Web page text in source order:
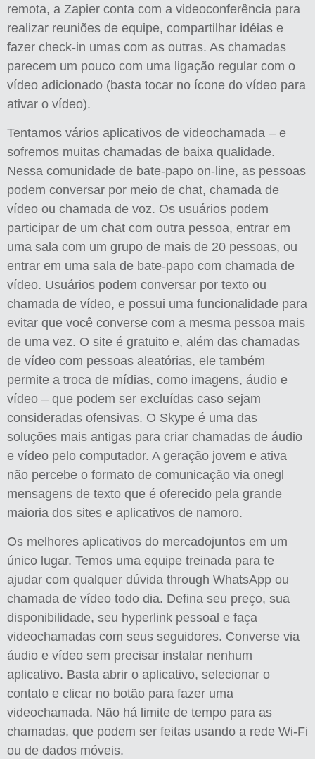
remota, a Zapier conta com a videoconferência para
realizar reuniões de equipe, compartilhar idéias e
fazer check-in umas com as outras. As chamadas
parecem um pouco com uma ligação regular com o
vídeo adicionado (basta tocar no ícone do vídeo para
ativar o vídeo).
Tentamos vários aplicativos de videochamada – e
sofremos muitas chamadas de baixa qualidade.
Nessa comunidade de bate-papo on-line, as pessoas
podem conversar por meio de chat, chamada de
vídeo ou chamada de voz. Os usuários podem
participar de um chat com outra pessoa, entrar em
uma sala com um grupo de mais de 20 pessoas, ou
entrar em uma sala de bate-papo com chamada de
vídeo. Usuários podem conversar por texto ou
chamada de vídeo, e possui uma funcionalidade para
evitar que você converse com a mesma pessoa mais
de uma vez. O site é gratuito e, além das chamadas
de vídeo com pessoas aleatórias, ele também
permite a troca de mídias, como imagens, áudio e
vídeo – que podem ser excluídas caso sejam
consideradas ofensivas. O Skype é uma das
soluções mais antigas para criar chamadas de áudio
e vídeo pelo computador. A geração jovem e ativa
não percebe o formato de comunicação via onegl
mensagens de texto que é oferecido pela grande
maioria dos sites e aplicativos de namoro.
Os melhores aplicativos do mercadojuntos em um
único lugar. Temos uma equipe treinada para te
ajudar com qualquer dúvida through WhatsApp ou
chamada de vídeo todo dia. Defina seu preço, sua
disponibilidade, seu hyperlink pessoal e faça
videochamadas com seus seguidores. Converse via
áudio e vídeo sem precisar instalar nenhum
aplicativo. Basta abrir o aplicativo, selecionar o
contato e clicar no botão para fazer uma
videochamada. Não há limite de tempo para as
chamadas, que podem ser feitas usando a rede Wi-Fi
ou de dados móveis.